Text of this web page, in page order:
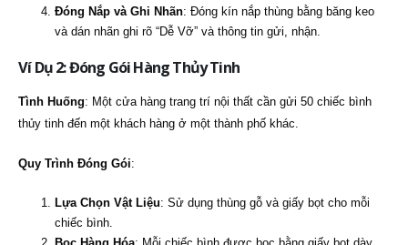
Đóng Nắp và Ghi Nhãn: Đóng kín nắp thùng bằng băng keo
và dán nhãn ghi rõ “Dễ Vỡ” và thông tin gửi, nhận.
Ví Dụ 2: Đóng Gói Hàng Thủy Tinh
Tình Huống: Một cửa hàng trang trí nội thất cần gửi 50 chiếc bình
thủy tinh đến một khách hàng ở một thành phố khác.
Quy Trình Đóng Gói:
Lựa Chọn Vật Liệu: Sử dụng thùng gỗ và giấy bọt cho mỗi
chiếc bình.